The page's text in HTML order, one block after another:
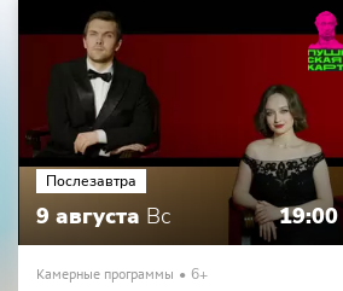
Послезавтра
9 августа Вс 19:00
Камерные программы 6+